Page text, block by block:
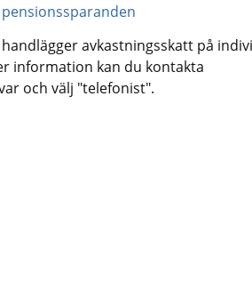
avkastningsskatt på
information kan du kontakta
och välj "telefonist".